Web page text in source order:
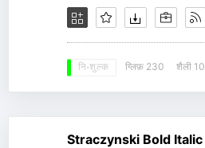
नि: शुल्क ग्लिफ़ 230 शैली 10
Straczynski Bold Italic